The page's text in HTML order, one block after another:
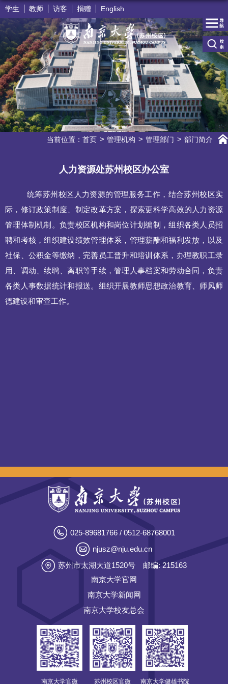
学生 教师 访客 捐赠 English
当前位置： 首页 管理机构 管理部门 部门简介
人力资源处苏州校区办公室
统筹苏州校区人力资源的管理服务工作，结合苏州校区实
际，修订政策制度、制定改革方案，探索更科学高效的人力资源
管理体制机制。负责校区机构和岗位计划编制，组织各类人员招
聘和考核，组织建设绩效管理体系，管理薪酬和福利发放，以及
社保、公积金等缴纳，完善员工晋升和培训体系，办理教职工录
用、调动、续聘、离职等手续，管理人事档案和劳动合同，负责
各类人事数据统计和报送。组织开展教师思想政治教育、师风师
德建设和审查工作。
025-89681766 / 0512-68768001
njusz@nju.edu.cn
苏州市太湖大道1520号
邮编: 215163
南京大学官网
南京大学新闻网
南京大学校友总会
南京大学官微 苏州校区官微 南京大学健雄书院